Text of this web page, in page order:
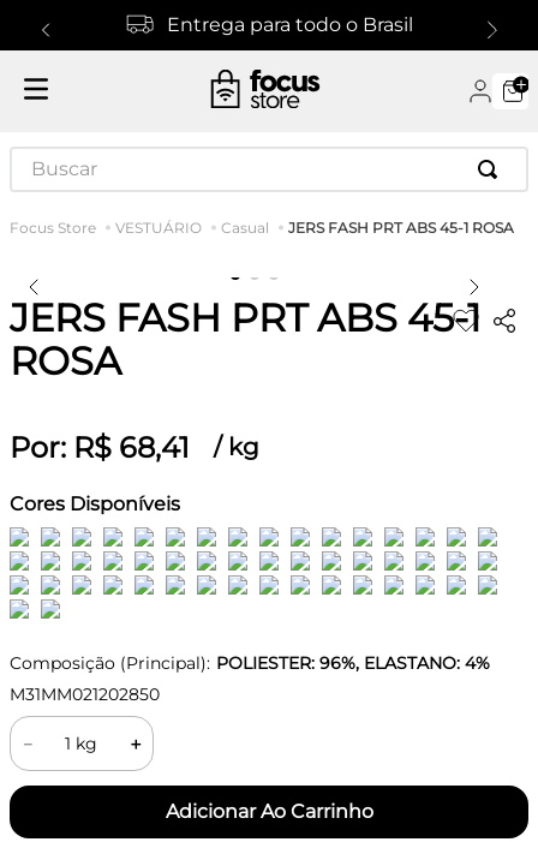
Entrega para todo o Brasil
Buscar
VESTUÁRIO Casual JERS FASH PRT ABS 45-1 ROSA
JERS FASH PRT ABS 45-1
ROSA
Por: R$ 68,41 / kg
Cores Disponíveis
Composição (Principal): POLIESTER: 96%, ELASTANO: 4%
M31MM021202850
＋
－